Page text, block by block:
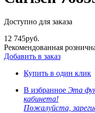
Доступно для заказа
12 745руб.
Рекомендованная
Добавить в заказ
Купить в один клик
В избранное Эта
кабинета!
Пожалуйста,